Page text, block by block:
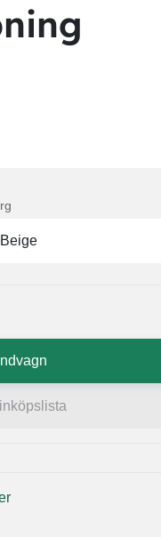
Beige